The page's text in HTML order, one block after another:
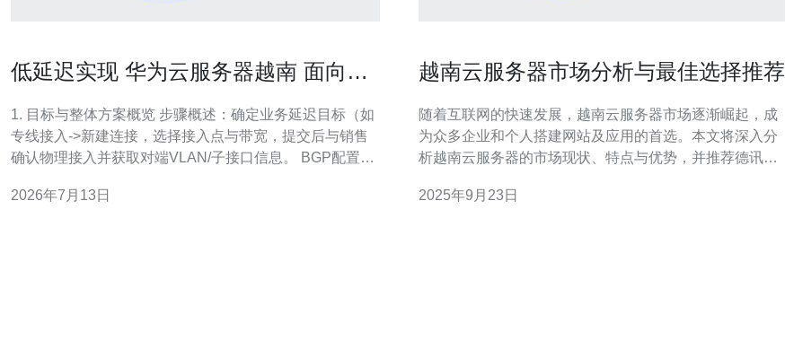
低延迟实现 华为云服务器越南 面向中
1. 目标与整体方案概览 步骤概述：确定业务延迟目标（如
专线接入->新建连接，选择接入点与带宽，提交后与销售
确认物理接入并获取对端VLAN/子接口信息。 BGP配置：
测试路由收敛与故障切换。 5. CDN与边缘加速配置（推荐
2026年7月13日
越南云服务器市场分析与最佳选择推荐
随着互联网的快速发展，越南云服务器市场逐渐崛起，成
为众多企业和个人搭建网站及应用的首选。本文将深入分
析越南云服务器的市场现状、特点与优势，并推荐德讯电
策。 市场现状分析 近年来，越南的互联网用户数量持续增
2025年9月23日